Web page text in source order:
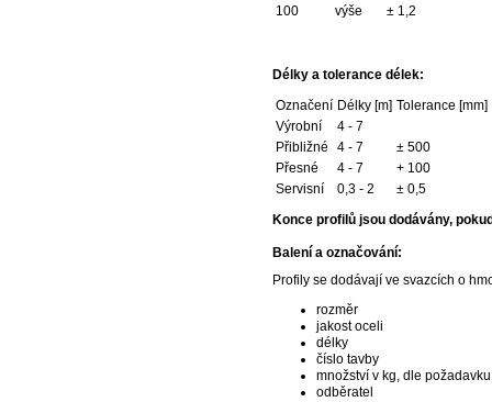
100
výše ± 1,2
Délky a tolerance délek:
Označení Délky [m] Tolerance [mm]
Výrobní
4 - 7
Přibližné
4 - 7
± 500
Přesné
4 - 7
+ 100
Servisní
0,3 - 2
± 0,5
Konce profilů jsou dodávány,
Balení a označování:
Profily se dodávají ve svazcích o
rozměr
jakost oceli
délky
číslo tavby
množství v kg, dle
odběratel